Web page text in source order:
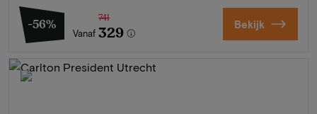
-56%
Vanaf
741
329 Bekijk